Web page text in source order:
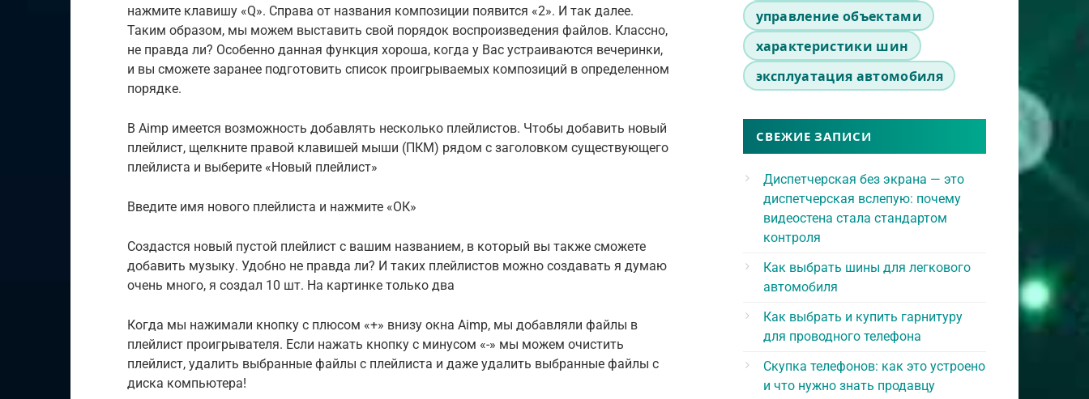
нажмите клавишу «Q». Справа от названия композиции появится «2». И так далее.
Таким образом, мы можем выставить свой порядок воспроизведения файлов. Классно,
не правда ли? Особенно данная функция хороша, когда у Вас устраиваются вечеринки,
и вы сможете заранее подготовить список проигрываемых композиций в определенном
порядке.
В Aimp имеется возможность добавлять несколько плейлистов. Чтобы добавить новый
плейлист, щелкните правой клавишей мыши (ПКМ) рядом с заголовком существующего
плейлиста и выберите «Новый плейлист»
Введите имя нового плейлиста и нажмите «ОК»
Создастся новый пустой плейлист с вашим названием, в который вы также сможете
добавить музыку. Удобно не правда ли? И таких плейлистов можно создавать я думаю
очень много, я создал 10 шт. На картинке только два
Когда мы нажимали кнопку с плюсом «+» внизу окна Aimp, мы добавляли файлы в
плейлист проигрывателя. Если нажать кнопку с минусом «-» мы можем очистить
плейлист, удалить выбранные файлы с плейлиста и даже удалить выбранные файлы с
диска компьютера!
управление объектами
характеристики шин
эксплуатация автомобиля
СВЕЖИЕ ЗАПИСИ
Диспетчерская без экрана — это
диспетчерская вслепую: почему
видеостена стала стандартом
контроля
Как выбрать шины для легкового
автомобиля
Как выбрать и купить гарнитуру
для проводного телефона
Скупка телефонов: как это устроено
и что нужно знать продавцу